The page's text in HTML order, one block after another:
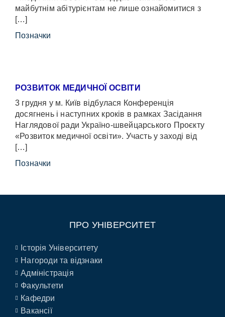
майбутнім абітурієнтам не лише ознайомитися з
[…]
Позначки
РОЗВИТОК МЕДИЧНОЇ ОСВІТИ
3 грудня у м. Київ відбулася Конференція
досягнень і наступних кроків в рамках Засідання
Наглядової ради Україно-швейцарського Проєкту
«Розвиток медичної освіти». Участь у заході від
[…]
Позначки
ПРО УНІВЕРСИТЕТ
Історія Університету
Нагороди та відзнаки
Адміністрація
Факультети
Кафедри
Вакансії